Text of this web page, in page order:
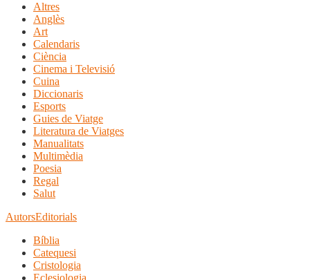
Altres
Anglès
Art
Calendaris
Ciència
Cinema i Televisió
Cuina
Diccionaris
Esports
Guies de Viatge
Literatura de Viatges
Manualitats
Multimèdia
Poesia
Regal
Salut
AutorsEditorials
Bíblia
Catequesi
Cristologia
Eclesiologia